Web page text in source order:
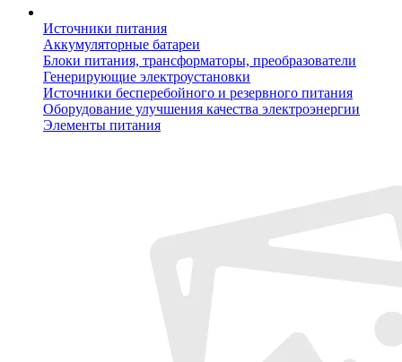
Источники питания
Аккумуляторные батареи
Блоки питания, трансформаторы, преобразователи
Генерирующие электроустановки
Источники бесперебойного и резервного питания
Оборудование улучшения качества электроэнергии
Элементы питания